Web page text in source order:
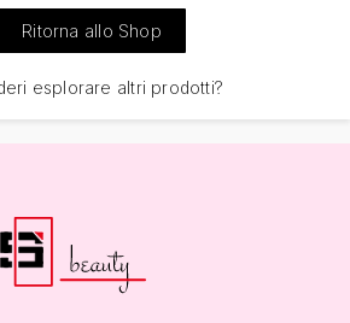
Ritorna allo Shop
esplorare altri prodotti?